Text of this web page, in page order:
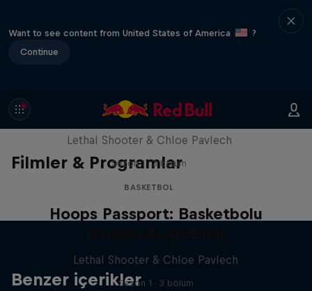
Want to see content from United States of America
?
Continue
Filmler & Programlar
Yeniden Keşfetmek
Lethal Shooter & Chloe Pavlech
Sezon 1 · 3 bölüm
BASKETBOL
Benzer içerikler
Hoops Passport: Basketbolu
Lethal Shooter & Chloe Pavlech
Sezon 1 · 3 bölüm